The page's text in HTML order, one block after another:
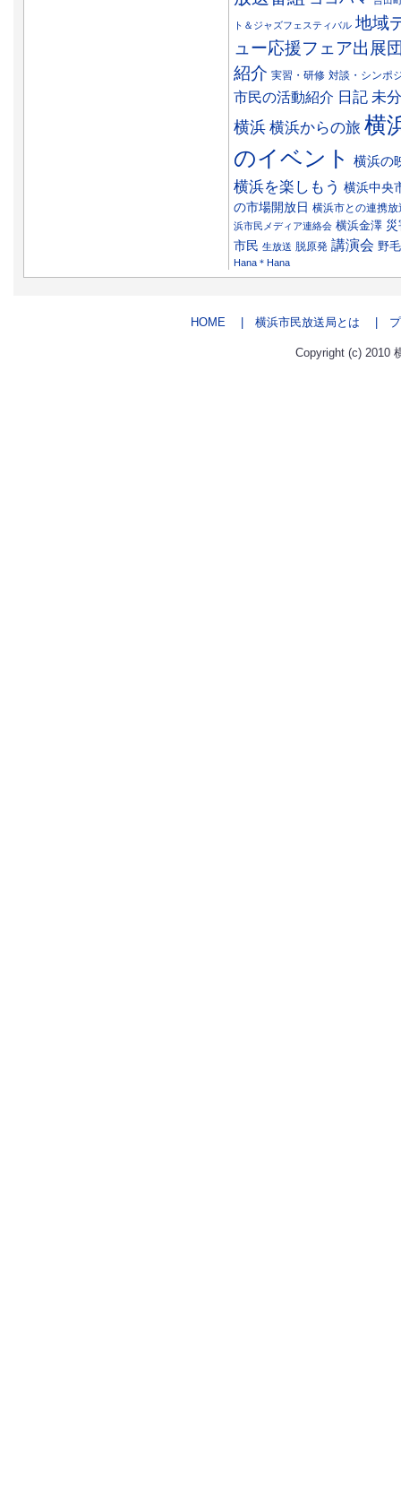
ト＆ジャズフェスティバル 地域
ュー応援フェア出展
紹介 実習・研修 対談・シンポ
市民の活動紹介 日記 未
横浜 横浜からの旅 横
のイベント
横浜の
横浜を楽しもう 横浜中央
の市場開放日 横浜市との連携放
浜市民メディア連絡会 横浜金澤
市民 生放送 脱原発 講演会 野毛
Hana＊Hana
HOME | 横浜市民放送局とは | プ
Copyright (c) 2010